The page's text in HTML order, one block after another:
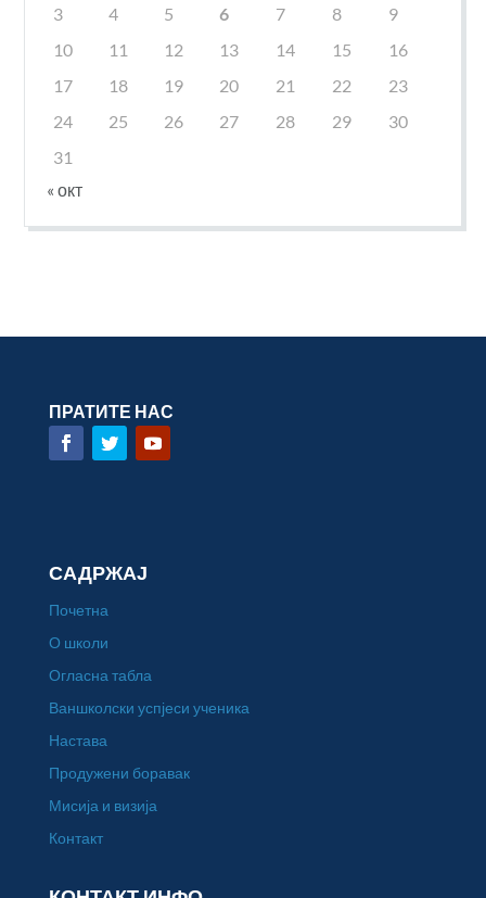
3
4 5 6 7 8
9
10
11 12 13 14 15
16
17
18 19 20 21 22
23
24
25 26 27 28 29
30
31
« окт
ПРАТИТЕ НАС
САДРЖАЈ
Почетна
О школи
Огласна табла
Ваншколски успјеси ученика
Настава
Продужени боравак
Мисија и визија
Контакт